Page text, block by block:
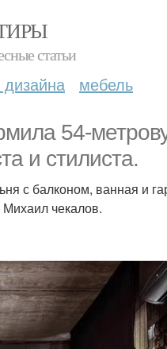
статьи
мебель
54-
и стилиста.
с балконом, ванная и
чекалов.